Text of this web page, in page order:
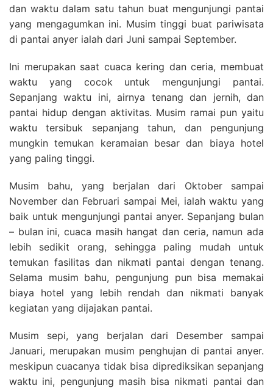
dan waktu dalam satu tahun buat mengunjungi pantai
yang mengagumkan ini. Musim tinggi buat pariwisata
di pantai anyer ialah dari Juni sampai September.
Ini merupakan saat cuaca kering dan ceria, membuat
waktu yang cocok untuk mengunjungi pantai.
Sepanjang waktu ini, airnya tenang dan jernih, dan
pantai hidup dengan aktivitas. Musim ramai pun yaitu
waktu tersibuk sepanjang tahun, dan pengunjung
mungkin temukan keramaian besar dan biaya hotel
yang paling tinggi.
Musim bahu, yang berjalan dari Oktober sampai
November dan Februari sampai Mei, ialah waktu yang
baik untuk mengunjungi pantai anyer. Sepanjang bulan
– bulan ini, cuaca masih hangat dan ceria, namun ada
lebih sedikit orang, sehingga paling mudah untuk
temukan fasilitas dan nikmati pantai dengan tenang.
Selama musim bahu, pengunjung pun bisa memakai
biaya hotel yang lebih rendah dan nikmati banyak
kegiatan yang dijajakan pantai.
Musim sepi, yang berjalan dari Desember sampai
Januari, merupakan musim penghujan di pantai anyer.
meskipun cuacanya tidak bisa diprediksikan sepanjang
waktu ini, pengunjung masih bisa nikmati pantai dan